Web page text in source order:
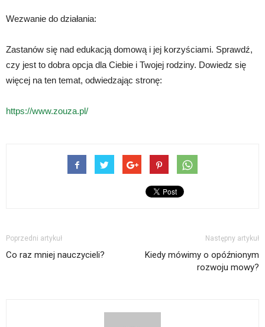
Wezwanie do działania:
Zastanów się nad edukacją domową i jej korzyściami. Sprawdź,
czy jest to dobra opcja dla Ciebie i Twojej rodziny. Dowiedz się
więcej na ten temat, odwiedzając stronę:
https://www.zouza.pl/
Poprzedni artykuł
Co raz mniej nauczycieli?
Następny artykuł
Kiedy mówimy o opóźnionym
rozwoju mowy?